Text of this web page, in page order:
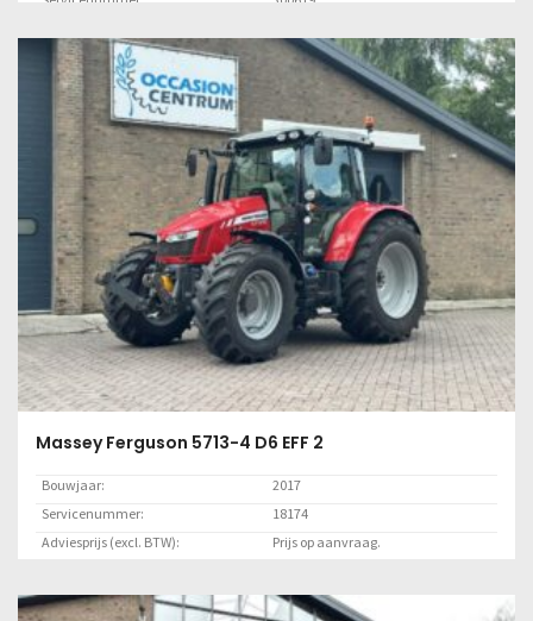
Locatie:
Klant
Lees meer
Massey Ferguson 5713-4 D6 EFF 2
Bouwjaar:
2017
Servicenummer:
18174
Adviesprijs (excl. BTW):
Prijs op aanvraag.